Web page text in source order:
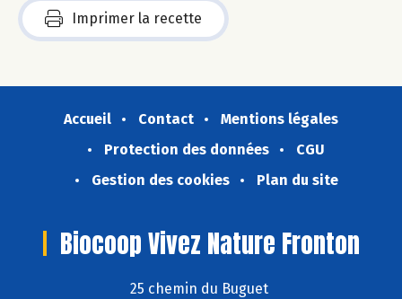
Imprimer la recette
Accueil Contact
Mentions légales
Protection des données
CGU
Gestion des cookies
Plan du site
Biocoop Vivez Nature Fronton
25 chemin du Buguet